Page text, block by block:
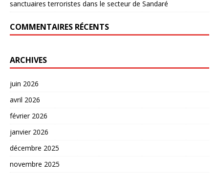
sanctuaires terroristes dans le secteur de Sandaré
COMMENTAIRES RÉCENTS
ARCHIVES
juin 2026
avril 2026
février 2026
janvier 2026
décembre 2025
novembre 2025